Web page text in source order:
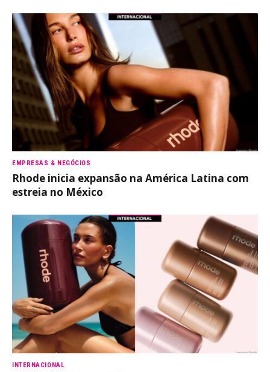
EMPRESAS & NEGÓCIOS
Rhode inicia expansão na América Latina com
estreia no México
INTERNACIONAL